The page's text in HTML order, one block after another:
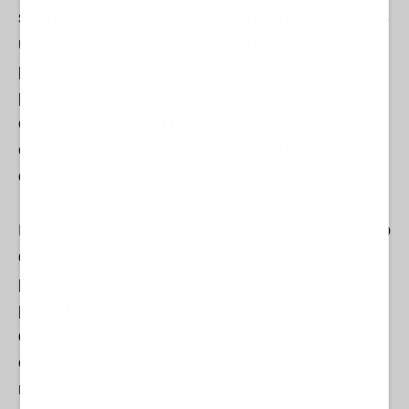
socialmente por la falta de orden público. Exigimos
una respuesta clara y contundente. No queremos
parches, queremos medidas reales: mayor
presencia policial, vigilancia efectiva en los puntos
calientes y, sobre todo, que se identifique y actúe
contra quienes están sembrando el terror en la
orilla.
Nadar no puede ser, bajo ningún concepto, un acto
de valentía. Nuestra costa es un bien común, un
patrimonio de todos los ceutíes, y no vamos a
permitir que nadie nos arrebate el derecho a
disfrutarla con tranquilidad. Es hora de recuperar
el Sarchal y Fuente Caballos, de devolverle a
nuestros nadadores la seguridad que les